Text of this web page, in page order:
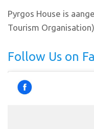
Pyrgos House is
Tourism
Follow Us on